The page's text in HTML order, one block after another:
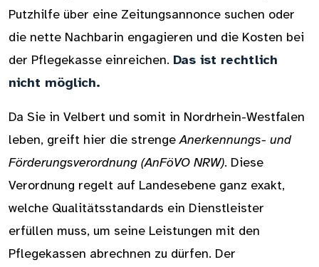
Putzhilfe über eine Zeitungsannonce suchen oder
die nette Nachbarin engagieren und die Kosten bei
der Pflegekasse einreichen. Das ist rechtlich
nicht möglich.
Da Sie in Velbert und somit in Nordrhein-Westfalen
leben, greift hier die strengeAnerkennungs- und
Förderungsverordnung (AnFöVO NRW). Diese
Verordnung regelt auf Landesebene ganz exakt,
welche Qualitätsstandards ein Dienstleister
erfüllen muss, um seine Leistungen mit den
Pflegekassen abrechnen zu dürfen. Der